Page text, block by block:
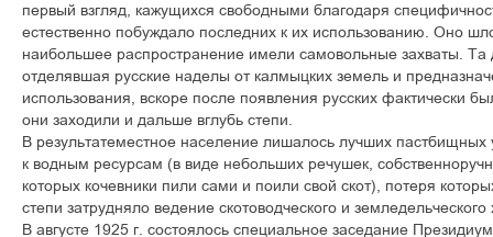
первый взгляд, кажущихся свободными благодаря
естественно побуждало последних к их использованию. Оно
наибольшее распространение имели самовольные захваты. Та
отделявшая русские наделы от калмыцких земель и
использования, вскоре после появления русских фактически
они заходили и дальше вглубь степи.
В результатеместное население лишалось лучших пастбищных
к водным ресурсам (в виде небольших речушек,
которых кочевники пили сами и поили свой скот), потеря
степи затрудняло ведение скотоводческого и земледельческого
В августе 1925 г. состоялось специальное заседание